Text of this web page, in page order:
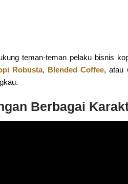
teman-teman pelaku bisnis
Robusta, Blended Coffee, atau
Berbagai